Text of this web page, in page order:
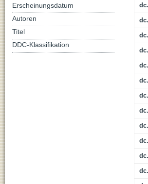
Erscheinungsdatum
Autoren
Titel
DDC-Klassifikation